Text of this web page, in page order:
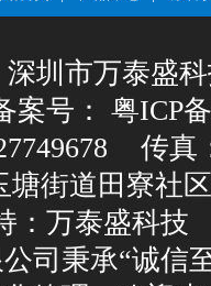
圳市万泰盛
案号：
粤ICP
传真
街道田寮社
： 万泰盛科技
司秉承“诚信